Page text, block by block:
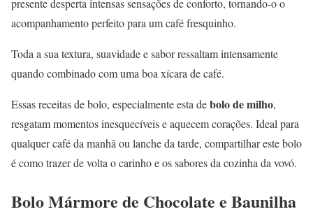
presente desperta intensas sensações de conforto, tornando-o o
acompanhamento perfeito para um café fresquinho.
Toda a sua textura, suavidade e sabor ressaltam intensamente
quando combinado com uma boa xícara de café.
Essas receitas de bolo, especialmente esta debolo de milho,
resgatam momentos inesquecíveis e aquecem corações. Ideal para
qualquer café da manhã ou lanche da tarde, compartilhar este bolo
é como trazer de volta o carinho e os sabores da cozinha da vovó.
Bolo Mármore de Chocolate e Baunilha